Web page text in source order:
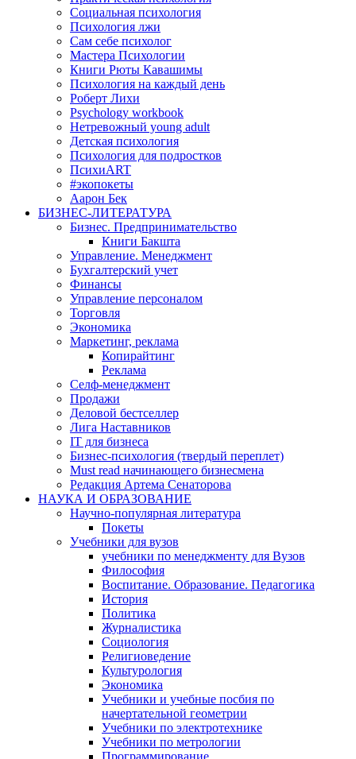
Социальная психология
Психология лжи
Сам себе психолог
Мастера Психологии
Книги Рюты Кавашимы
Психология на каждый день
Роберт Лихи
Psychology workbook
Нетревожный young adult
Детская психология
Психология для подростков
ПсихиART
#экопокеты
Аарон Бек
БИЗНЕС-ЛИТЕРАТУРА
Бизнес. Предпринимательство
Книги Бакшта
Управление. Менеджмент
Бухгалтерский учет
Финансы
Управление персоналом
Торговля
Экономика
Маркетинг, реклама
Копирайтинг
Реклама
Селф-менеджмент
Продажи
Деловой бестселлер
Лига Наставников
IT для бизнеса
Бизнес-психология (твердый переплет)
Must read начинающего бизнесмена
Редакция Артема Сенаторова
НАУКА И ОБРАЗОВАНИЕ
Научно-популярная литература
Покеты
Учебники для вузов
учебники по менеджменту для Вузов
Философия
Воспитание. Образование. Педагогика
История
Политика
Журналистика
Социология
Религиоведение
Культурология
Экономика
Учебники и учебные посбия по
начертательной геометрии
Учебники по электротехнике
Учебники по метрологии
Программирование